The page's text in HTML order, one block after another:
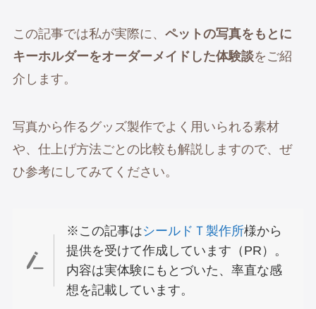
この記事では私が実際に、 ペットの写真をもとに
キーホルダーをオーダーメイドした体験談をご紹
介します。
写真から作るグッズ製作でよく用いられる素材
や、仕上げ方法ごとの比較も解説しますので、ぜ
ひ参考にしてみてください。
※この記事はシールドＴ製作所様から
提供を受けて作成しています（PR）。
内容は実体験にもとづいた、率直な感
想を記載しています。